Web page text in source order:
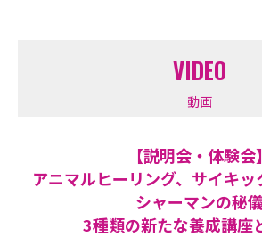
VIDEO
動画
【説明会・体験会】
アニマルヒーリング、サイキッ
シャーマンの秘
3種類の新たな養成講座